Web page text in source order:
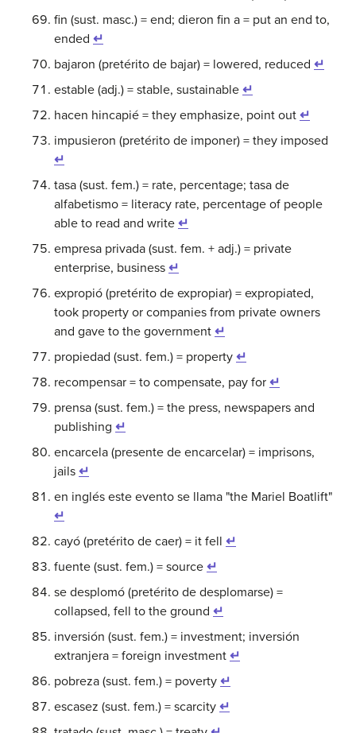
fin (sust. masc.) = end; dieron fin a = put an end to,
ended ↵
bajaron (pretérito de bajar) = lowered, reduced ↵
estable (adj.) = stable, sustainable ↵
hacen hincapié = they emphasize, point out ↵
impusieron (pretérito de imponer) = they imposed
↵
tasa (sust. fem.) = rate, percentage; tasa de
alfabetismo = literacy rate, percentage of people
able to read and write ↵
empresa privada (sust. fem. + adj.) = private
enterprise, business ↵
expropió (pretérito de expropiar) = expropiated,
took property or companies from private owners
and gave to the government ↵
propiedad (sust. fem.) = property ↵
recompensar = to compensate, pay for ↵
prensa (sust. fem.) = the press, newspapers and
publishing ↵
encarcela (presente de encarcelar) = imprisons,
jails ↵
en inglés este evento se llama "the Mariel Boatlift"
↵
cayó (pretérito de caer) = it fell ↵
fuente (sust. fem.) = source ↵
se desplomó (pretérito de desplomarse) =
collapsed, fell to the ground ↵
inversión (sust. fem.) = investment; inversión
extranjera = foreign investment ↵
pobreza (sust. fem.) = poverty ↵
escasez (sust. fem.) = scarcity ↵